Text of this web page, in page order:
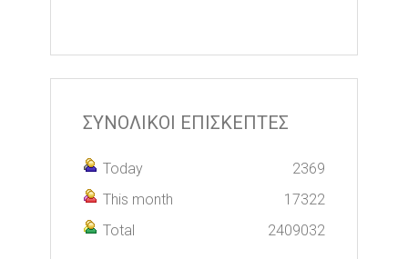
ΣΥΝΟΛΙΚΟΙ ΕΠΙΣΚΕΠΤΕΣ
Today
2369
This month
17322
Total
2409032